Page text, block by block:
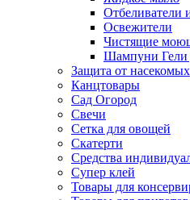
Отбеливатели
Освежители
Чистящие
Шампуни Гели
Защита от насекомых
Канцтовары
Сад Огород
Свечи
Сетка для овощей
Скатерти
Средства
Супер клей
Товары для